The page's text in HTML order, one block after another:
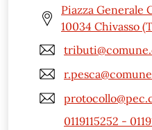
Piazza Generale
10034 Chivasso
0119115252 -